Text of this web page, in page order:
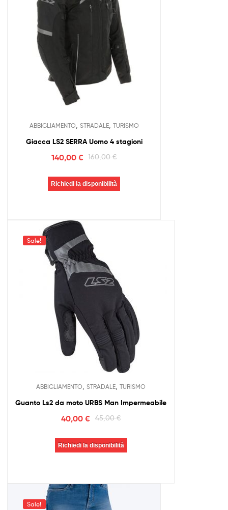
ABBIGLIAMENTO STRADALE, TURISMO
Giacca LS2 SERRA Uomo 4 stagioni
160,00€
140,00 €
Richiedi la disponibilità
Sale!
ABBIGLIAMENTO STRADALE TURISMO
Guanto Ls2 da moto URBS Man Impermeabile
45,00€
40,00€
Richiedi la disponibilità
Sale!